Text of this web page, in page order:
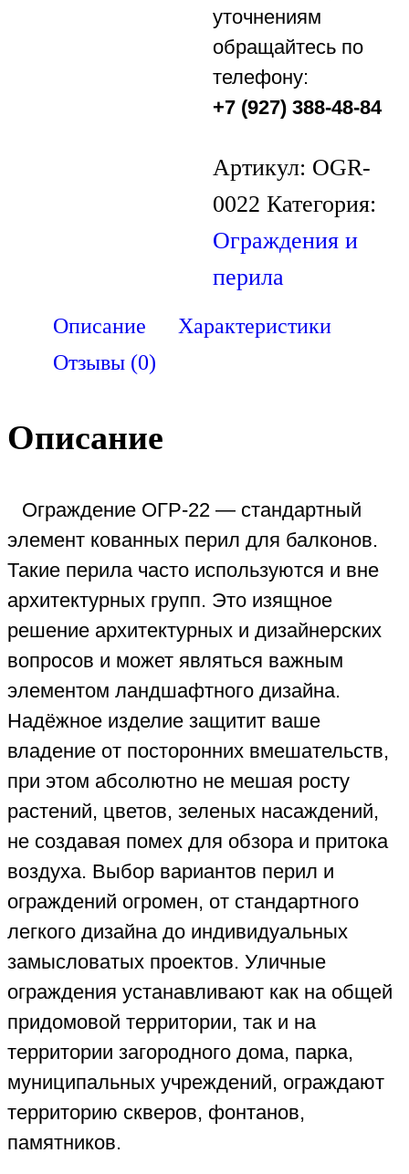
уточнениям
обращайтесь по
телефону:
+7 (927) 388-48-84
Артикул: OGR-
0022 Категория:
Ограждения и
перила
Описание
Характеристики
Отзывы (0)
Описание
Ограждение ОГР-22 — стандартный
элемент кованных перил для балконов.
Такие перила часто используются и вне
архитектурных групп. Это изящное
решение архитектурных и дизайнерских
вопросов и может являться важным
элементом ландшафтного дизайна.
Надёжное изделие защитит ваше
владение от посторонних вмешательств,
при этом абсолютно не мешая росту
растений, цветов, зеленых насаждений,
не создавая помех для обзора и притока
воздуха. Выбор вариантов перил и
ограждений огромен, от стандартного
легкого дизайна до индивидуальных
замысловатых проектов. Уличные
ограждения устанавливают как на общей
придомовой территории, так и на
территории загородного дома, парка,
муниципальных учреждений, ограждают
территорию скверов, фонтанов,
памятников.